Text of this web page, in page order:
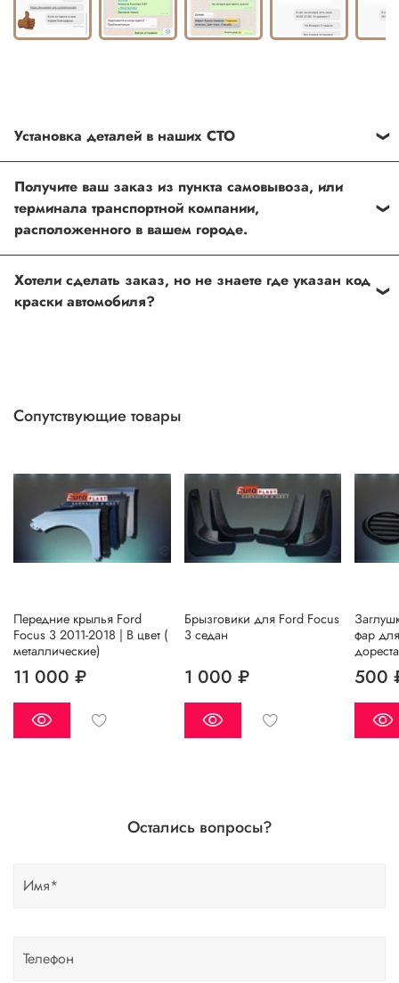
Установка деталей в наших СТО
можно установить в любом из наших установочных
центров по Москве
Получите ваш заказ из пункта самовывоза, или
терминала транспортной компании,
расположенного в вашем городе.
нашим менеджером
Хотели сделать заказ, но не знаете где указан код
краски автомобиля?
по телефону.
Сопутствующие товары
Передние крылья Ford
Focus 3 2011-2018 | В цвет (
металлические)
11 000 ₽
Брызговики для Ford Focus
3 седан
1 000 ₽
фар
500
Остались вопросы?